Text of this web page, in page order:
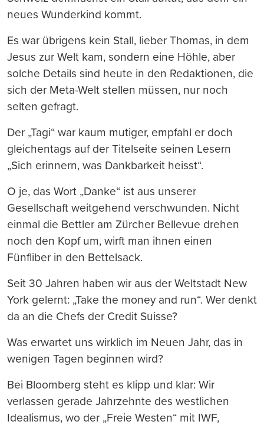
neues Wunderkind kommt.
Es war übrigens kein Stall, lieber Thomas, in dem
Jesus zur Welt kam, sondern eine Höhle, aber
solche Details sind heute in den Redaktionen, die
sich der Meta-Welt stellen müssen, nur noch
selten gefragt.
Der „Tagi“ war kaum mutiger, empfahl er doch
gleichentags auf der Titelseite seinen Lesern
„Sich erinnern, was Dankbarkeit heisst“.
O je, das Wort „Danke“ ist aus unserer
Gesellschaft weitgehend verschwunden. Nicht
einmal die Bettler am Zürcher Bellevue drehen
noch den Kopf um, wirft man ihnen einen
Fünfliber in den Bettelsack.
Seit 30 Jahren haben wir aus der Weltstadt New
York gelernt: „Take the money and run“. Wer denkt
da an die Chefs der Credit Suisse?
Was erwartet uns wirklich im Neuen Jahr, das in
wenigen Tagen beginnen wird?
Bei Bloomberg steht es klipp und klar: Wir
verlassen gerade Jahrzehnte des westlichen
Idealismus, wo der „Freie Westen“ mit IWF,